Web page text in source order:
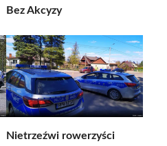
Bez Akcyzy
Nietrzeźwi rowerzyści